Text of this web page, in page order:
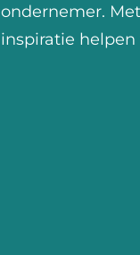
ondernemer.
inspiratie